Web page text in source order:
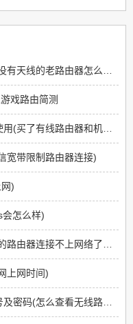
戏路由简测
宽带限制路由器连接)
)
怎么样)
上网时间)